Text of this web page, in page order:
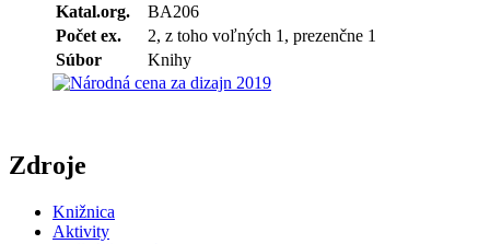
Katal.org.
BA206
Počet ex.
2, z toho voľných 1, prezenčne 1
Súbor
Knihy
Zdroje
Knižnica
Aktivity